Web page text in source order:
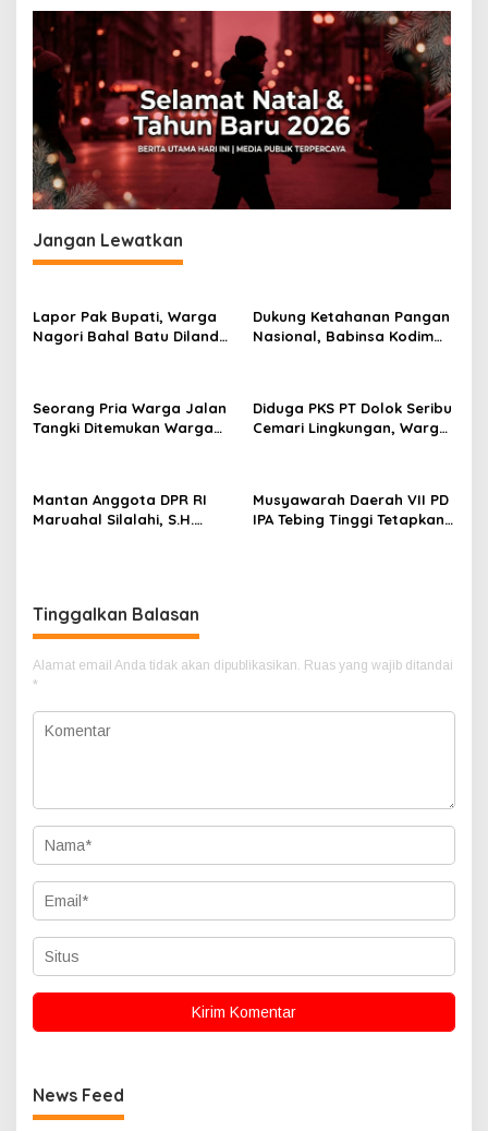
a
s
p
o
s
Jangan Lewatkan
Lapor Pak Bupati, Warga
Nagori Bahal Batu Dilanda
Dukung Ketahanan Pangan
Nasional, Babinsa Kodim
Seorang Pria Warga Jalan
Tangki Ditemukan Warga
Diduga PKS PT Dolok Seribu
Cemari Lingkungan, Warga
Mantan Anggota DPR RI
Maruahal Silalahi, S.H.
Musyawarah Daerah VII PD
IPA Tebing Tinggi Tetapkan
Tinggalkan Balasan
Alamat email Anda tidak akan dipublikasikan. Ruas yang wajib ditandai
*
News Feed